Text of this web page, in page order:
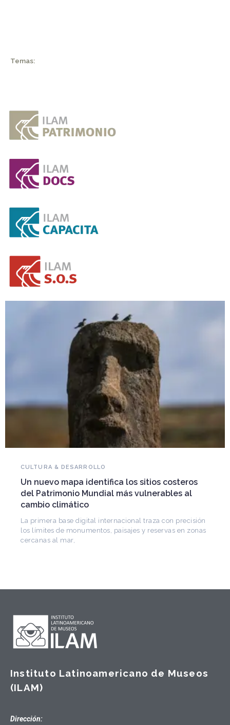
Temas:
Falleció Ramón Gutiérrez, guardián del
patrimonio iberoamericano
Arquitecto, historiador e Investigador Superior del
CONICET, fundó el CEDODAL e impulsó los Seminarios
de Arquitectura Latinoamericana. Publicó más de
Instituto Latinoamericano de Museos
(ILAM)
Dirección: